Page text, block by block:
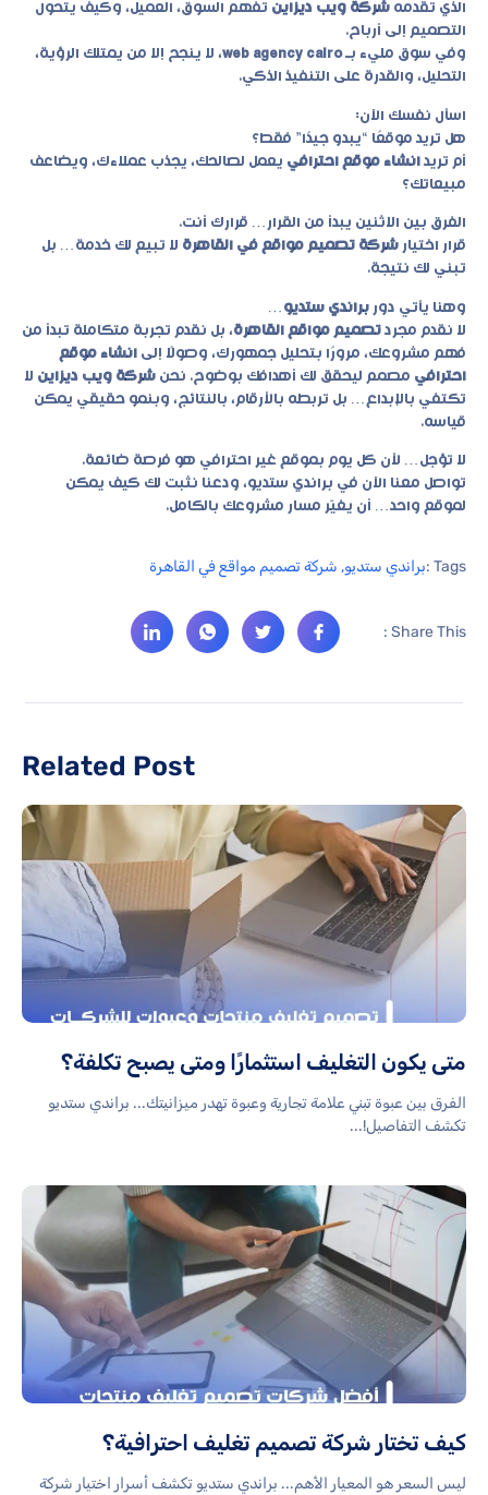
الذي تقدمه شركة ويب ديزاين تفهم السوق، العميل، وكيف يتحول
التصميم إلى أرباح.
وفي سوق مليء بـweb agency cairo، لا ينجح إلا من يمتلك الرؤية،
التحليل، والقدرة على التنفيذ الذكي.
اسأل نفسك الآن:
هل تريد موقعًا “يبدو جيدًا” فقط؟
أم تريد انشاء موقع احترافي يعمل لصالحك، يجذب عملاءك، ويضاعف
مبيعاتك؟
الفرق بين الاثنين يبدأ من القرار… قرارك أنت.
قرار اختيار شركة تصميم مواقع في القاهرة لا تبيع لك خدمة… بل
تبني لك نتيجة.
وهنا يأتي دور براندي ستديو …
لا نقدم مجرد تصميم مواقع القاهرة، بل نقدم تجربة متكاملة تبدأ من
فهم مشروعك، مرورًا بتحليل جمهورك، وصولًا إلى انشاء موقع
احترافي مصمم ليحقق لك أهدافك بوضوح. نحن شركة ويب ديزاين لا
تكتفي بالإبداع… بل تربطه بالأرقام، بالنتائج، وبنمو حقيقي يمكن
قياسه.
لا تؤجل… لأن كل يوم بموقع غير احترافي هو فرصة ضائعة.
تواصل معنا الآن في براندي ستديو، ودعنا نثبت لك كيف يمكن
لموقع واحد… أن يغيّر مسار مشروعك بالكامل.
Tags : براندي ستديو, شركة تصميم مواقع في القاهرة
Share This :
Related Post
متى يكون التغليف استثمارًا ومتى يصبح تكلفة؟
الفرق بين عبوة تبني علامة تجارية وعبوة تهدر ميزانيتك... براندي ستديو
تكشف التفاصيل!...
كيف تختار شركة تصميم تغليف احترافية؟
ليس السعر هو المعيار الأهم... براندي ستديو تكشف أسرار اختيار شركة